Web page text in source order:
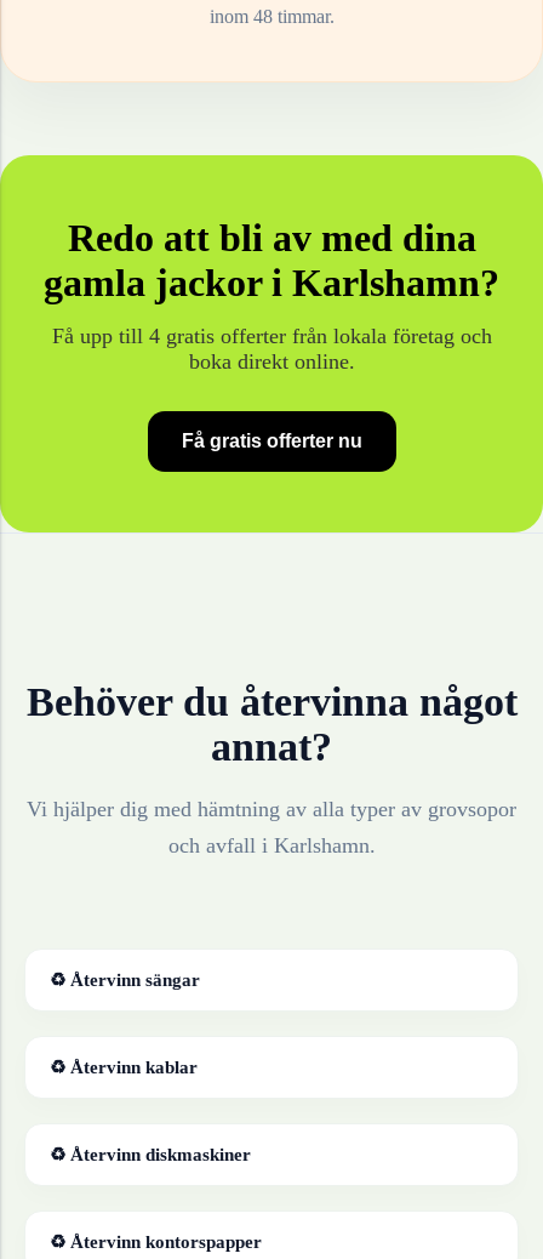
inom 48 timmar.
Redo att bli av med dina
gamla jackori Karlshamn?
Få upp till 4 gratis offerter från lokala företag och
boka direkt online.
Få gratis offerter nu
Behöver du återvinna något
annat?
Vi hjälper dig med hämtning av alla typer av grovsopor
och avfall i Karlshamn.
♻ Återvinn sängar
♻ Återvinn kablar
♻ Återvinn diskmaskiner
♻ Återvinn kontorspapper